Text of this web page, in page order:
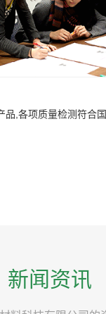
品,各项质量检测符合
新闻资讯